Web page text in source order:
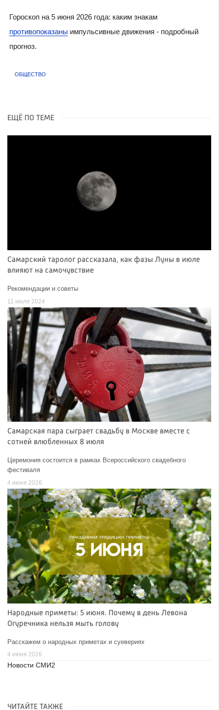
Гороскоп на 5 июня 2026 года: каким знакам
противопоказаны импульсивные движения - подробный
прогноз.
ОБЩЕСТВО
ЕЩЁ ПО ТЕМЕ
Самарский таролог рассказала, как фазы Луны в июле
влияют на самочувствие
Рекомендации и советы
11 июля 2024
Самарская пара сыграет свадьбу в Москве вместе с
сотней влюбленных 8 июля
Церемония состоится в рамках Всероссийского свадебного
фестиваля
4 июня 2026
Народные приметы: 5 июня. Почему в день Левона
Огуречника нельзя мыть голову
Расскажем о народных приметах и суевериях
4 июня 2026
Новости СМИ2
ЧИТАЙТЕ ТАКЖЕ